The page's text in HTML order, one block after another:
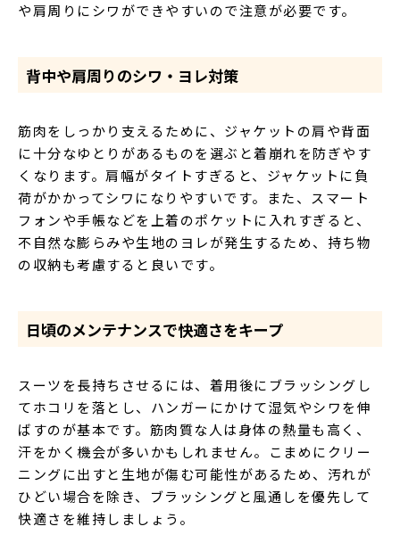
や肩周りにシワができやすいので注意が必要です。
背中や肩周りのシワ・ヨレ対策
筋肉をしっかり支えるために、ジャケットの肩や背面
に十分なゆとりがあるものを選ぶと着崩れを防ぎやす
くなります。肩幅がタイトすぎると、ジャケットに負
荷がかかってシワになりやすいです。また、スマート
フォンや手帳などを上着のポケットに入れすぎると、
不自然な膨らみや生地のヨレが発生するため、持ち物
の収納も考慮すると良いです。
日頃のメンテナンスで快適さをキープ
スーツを長持ちさせるには、着用後にブラッシングし
てホコリを落とし、ハンガーにかけて湿気やシワを伸
ばすのが基本です。筋肉質な人は身体の熱量も高く、
汗をかく機会が多いかもしれません。こまめにクリー
ニングに出すと生地が傷む可能性があるため、汚れが
ひどい場合を除き、ブラッシングと風通しを優先して
快適さを維持しましょう。